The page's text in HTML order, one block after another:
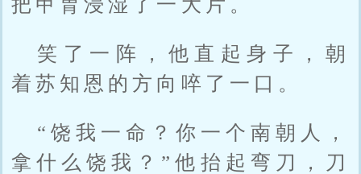
笑了一阵，他直起身子，朝
着苏知恩的方向啐了一口。
“饶我一命？你一个南朝人，
拿什么饶我？”他抬起弯刀，刀